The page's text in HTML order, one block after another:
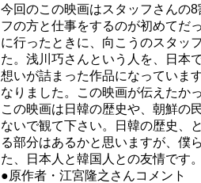
今回のこの映画はスタッフさんの
フの方と仕事をするのが初めてだ
に行ったときに、向こうのスタッ
た。浅川巧さんという人を、日本
想いが詰まった作品になっていま
なりました。この映画が伝えたか
この映画は日韓の歴史や、朝鮮の
ないで観て下さい。日韓の歴史、
る部分はあるかと思いますが、僕
た、日本人と韓国人との友情です
●原作者・江宮隆之さんコメント